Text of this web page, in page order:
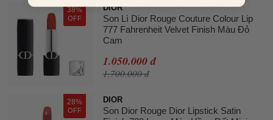
38%
OFF
DIOR
Son Lì Dior Rouge Couture Colour Lip
777 Fahrenheit Velvet Finish Màu Đỏ
Cam
1.050.000 đ
1.700.000 đ
28%
OFF
DIOR
Son Dior Rouge Dior Lipstick Satin